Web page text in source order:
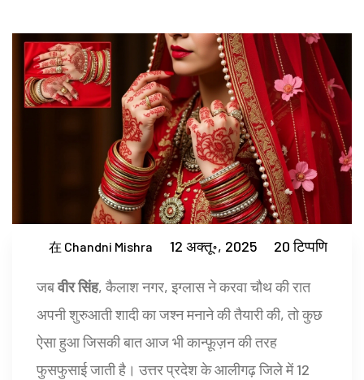
在 Chandni Mishra 12 अक्तू॰, 2025 20 टिप्पणि
जबवीर सिंह,कैलाश नगर, इग्लासनेकरवा चौथकी रात
अपनी शुरुआती शादी का जश्न मनाने की तैयारी की, तो कुछ
ऐसा हुआ जिसकी बात आज भी कान्फ़ूज़न की तरह
फुसफुसाई जाती है। उत्तर प्रदेश केआलीगढ़जिले में 12